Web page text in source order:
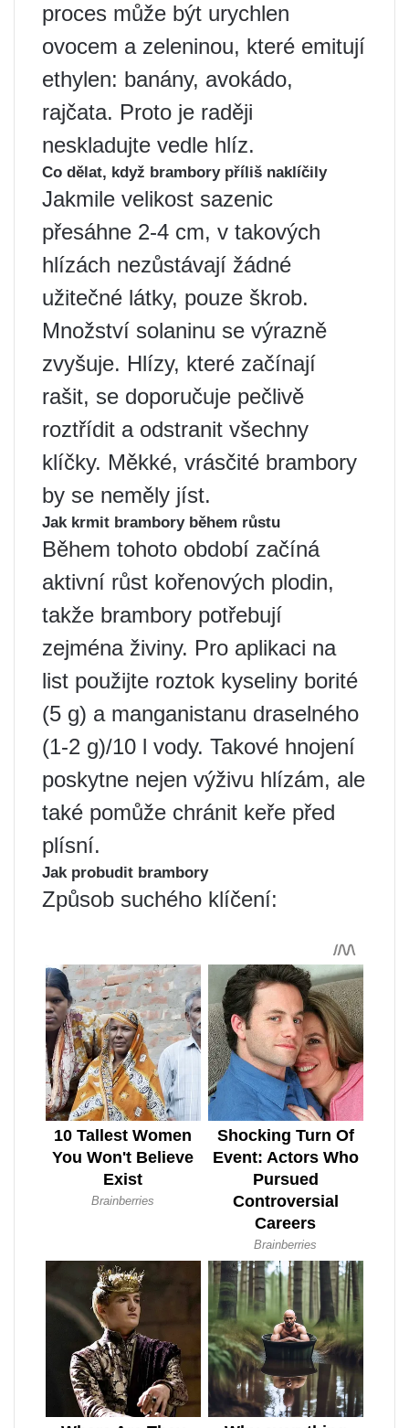
proces může být urychlen
ovocem a zeleninou, které emitují
ethylen: banány, avokádo,
rajčata. Proto je raději
neskladujte vedle hlíz.
Co dělat, když brambory příliš naklíčily
Jakmile velikost sazenic
přesáhne 2-4 cm, v takových
hlízách nezůstávají žádné
užitečné látky, pouze škrob.
Množství solaninu se výrazně
zvyšuje. Hlízy, které začínají
rašit, se doporučuje pečlivě
roztřídit a odstranit všechny
klíčky. Měkké, vrásčité brambory
by se neměly jíst.
Jak krmit brambory během růstu
Během tohoto období začíná
aktivní růst kořenových plodin,
takže brambory potřebují
zejména živiny. Pro aplikaci na
list použijte roztok kyseliny borité
(5 g) a manganistanu draselného
(1-2 g)/10 l vody. Takové hnojení
poskytne nejen výživu hlízám, ale
také pomůže chránit keře před
plísní.
Jak probudit brambory
Způsob suchého klíčení: